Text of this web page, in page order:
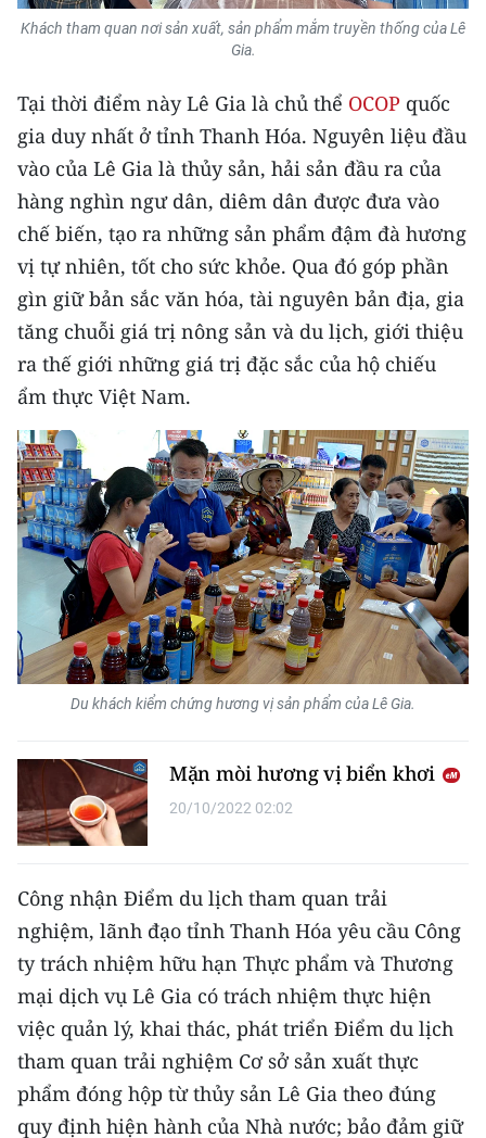
Media Kinh tế
Media Xã hội
Media Pháp luật
Media Du lịch
Media Thế giới
Media Thể thao
Media Giáo dục
Media Y tế
Media Khoa học - Công nghệ
Media Môi trường
Ảnh
Infographic
TIN MỚI
Trung du và miền núi phía Bắc
Đồng bằng sông Hồng
Duyên hải Nam Trung Bộ và Tây
Nguyên
Đông Nam Bộ
Đồng bằng sông Cửu Long
Chuyên trang Hà Nội
Khách tham quan nơi sản xuất, sản phẩm mắm truyền thống của Lê
Gia.
Tại thời điểm này Lê Gia là chủ thể OCOP quốc
gia duy nhất ở tỉnh Thanh Hóa. Nguyên liệu đầu
vào của Lê Gia là thủy sản, hải sản đầu ra của
hàng nghìn ngư dân, diêm dân được đưa vào
chế biến, tạo ra những sản phẩm đậm đà hương
vị tự nhiên, tốt cho sức khỏe. Qua đó góp phần
gìn giữ bản sắc văn hóa, tài nguyên bản địa, gia
tăng chuỗi giá trị nông sản và du lịch, giới thiệu
ra thế giới những giá trị đặc sắc của hộ chiếu
ẩm thực Việt Nam.
Du khách kiểm chứng hương vị sản phẩm của Lê Gia.
Mặn mòi hương vị biển khơi
20/10/2022 02:02
Công nhận Điểm du lịch tham quan trải
nghiệm, lãnh đạo tỉnh Thanh Hóa yêu cầu Công
ty trách nhiệm hữu hạn Thực phẩm và Thương
mại dịch vụ Lê Gia có trách nhiệm thực hiện
việc quản lý, khai thác, phát triển Điểm du lịch
tham quan trải nghiệm Cơ sở sản xuất thực
phẩm đóng hộp từ thủy sản Lê Gia theo đúng
quy định hiện hành của Nhà nước; bảo đảm giữ